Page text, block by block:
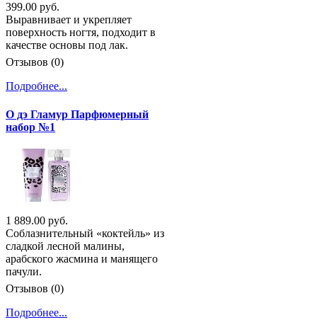
399.00 руб.
Выравнивает и укрепляет
поверхность ногтя, подходит в
качестве основы под лак.
Отзывов (0)
Подробнее...
О дэ Гламур Парфюмерный
набор №1
1 889.00 руб.
Соблазнительный «коктейль» из
сладкой лесной малины,
арабского жасмина и манящего
пачули.
Отзывов (0)
Подробнее...